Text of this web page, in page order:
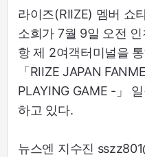
라이즈(RIIZE) 멤버 쇼
소희가 7월 9일 오전
항 제 2여객터미널을
「RIIZE JAPAN
PLAYING GAME -」
하고 있다.
뉴스엔 지수진